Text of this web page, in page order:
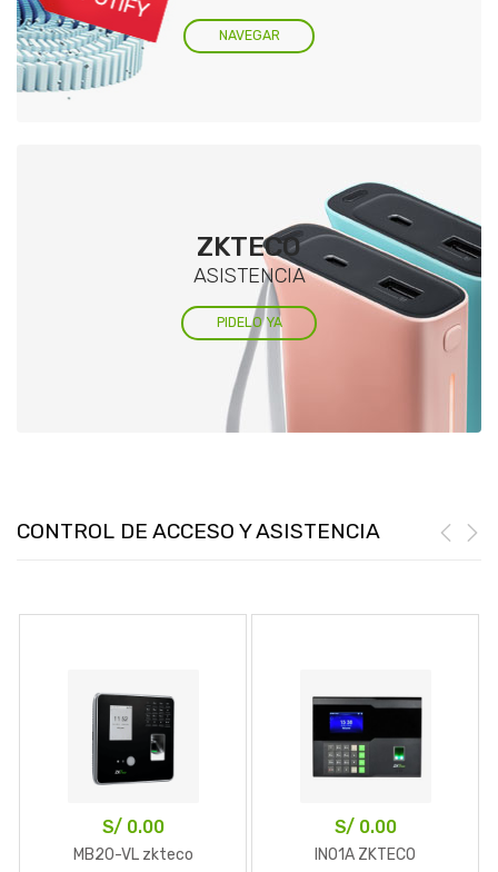
NAVEGAR
ZKTECO
ASISTENCIA
PIDELO YA
CONTROL DE ACCESO Y ASISTENCIA
S/ 0.00
MB20-VL zkteco
S/ 0.00
INO1A ZKTECO